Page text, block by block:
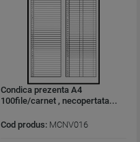
Condica prezenta A4
100file/carnet , necopertata...
Cod produs: MCNV016